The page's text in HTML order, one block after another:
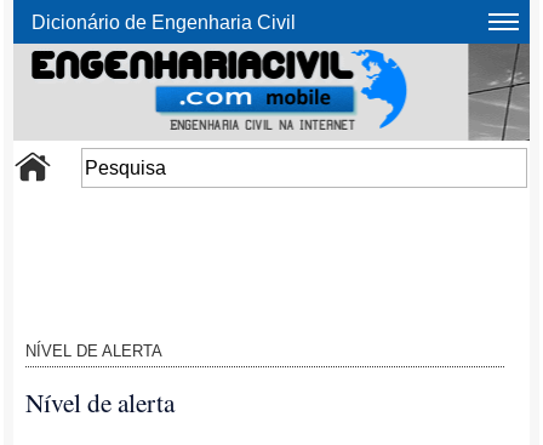
Dicionário de Engenharia Civil
NÍVEL DE ALERTA
Nível de alerta